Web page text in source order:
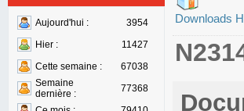
Aujourd'hui :
3954
Hier :
11427
Cette semaine :
67038
Semaine
dernière :
77368
Downloads